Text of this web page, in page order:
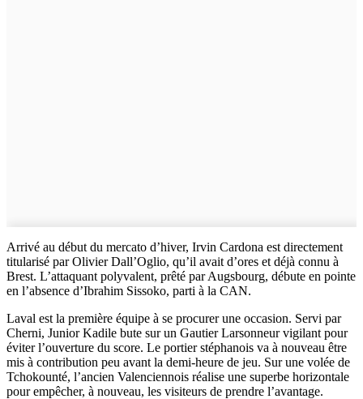
Arrivé au début du mercato d’hiver, Irvin Cardona est directement
titularisé par Olivier Dall’Oglio, qu’il avait d’ores et déjà connu à
Brest. L’attaquant polyvalent, prêté par Augsbourg, débute en pointe
en l’absence d’Ibrahim Sissoko, parti à la CAN.
Laval est la première équipe à se procurer une occasion. Servi par
Cherni, Junior Kadile bute sur un Gautier Larsonneur vigilant pour
éviter l’ouverture du score. Le portier stéphanois va à nouveau être
mis à contribution peu avant la demi-heure de jeu. Sur une volée de
Tchokounté, l’ancien Valenciennois réalise une superbe horizontale
pour empêcher, à nouveau, les visiteurs de prendre l’avantage.